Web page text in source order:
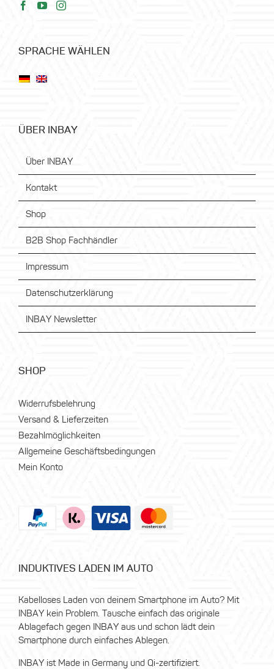
SPRACHE WÄHLEN
ÜBER INBAY
Über INBAY
Kontakt
Shop
B2B Shop Fachhändler
Impressum
Datenschutzerklärung
INBAY Newsletter
SHOP
Widerrufsbelehrung
Versand & Lieferzeiten
Bezahlmöglichkeiten
Allgemeine Geschäftsbedingungen
Mein Konto
INDUKTIVES LADEN IM AUTO
Kabelloses Laden von deinem Smartphone im Auto? Mit
INBAY kein Problem. Tausche einfach das originale
Ablagefach gegen INBAY aus und schon lädt dein
Smartphone durch einfaches Ablegen.
INBAY ist Made in Germany und Qi-zertifiziert.